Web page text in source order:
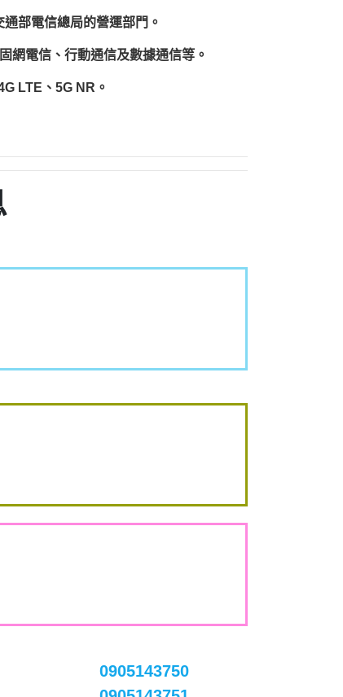
部電信總局的營運部門。
網電信、行動通信及數據通信等。
LTE、5G NR。
0905143750